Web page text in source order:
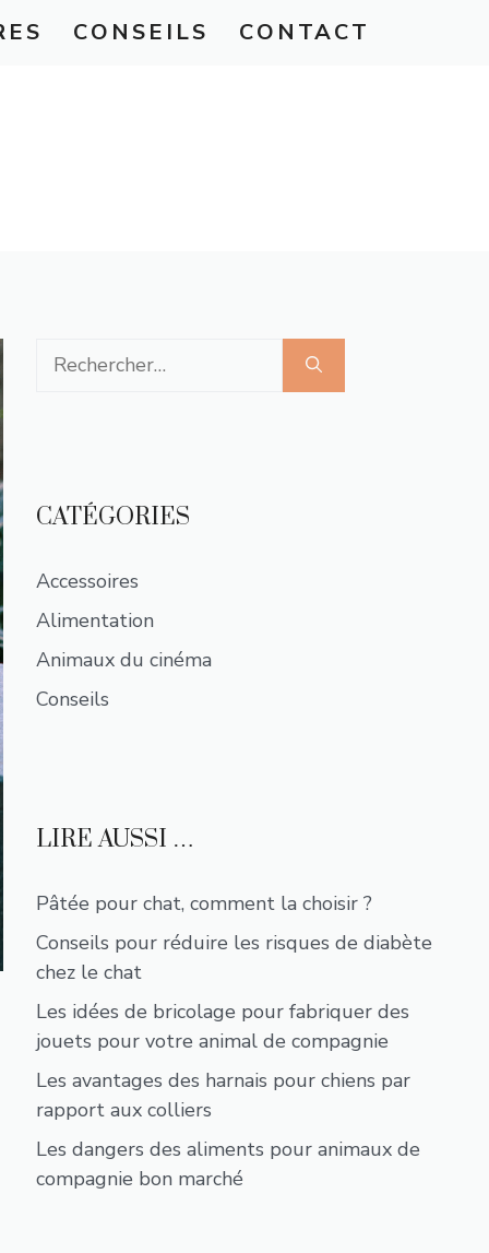
CONSEILS CONTACT
Rechercher :
CATÉGORIES
Accessoires
Alimentation
Animaux du cinéma
Conseils
LIRE AUSSI …
Pâtée pour chat, comment la choisir ?
Conseils pour réduire les risques de diabète
chez le chat
Les idées de bricolage pour fabriquer des
jouets pour votre animal de compagnie
Les avantages des harnais pour chiens par
rapport aux colliers
Les dangers des aliments pour animaux de
compagnie bon marché